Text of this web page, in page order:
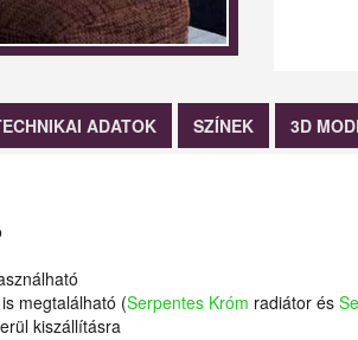
ADATOK SZÍNEK 3D
megtalálható (Serpentes Króm radiátor és
kiszállításra